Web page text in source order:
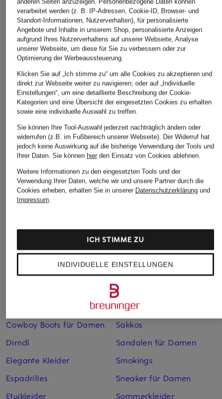
ARMEDANGELS
Sweatshirt BAARO
LOOP
CHF 100
TOMMY HILFIGER
Sweatshirt
CHF 129
REPRESENT
Hoodie MICRO
OWNERS CLUB
Weitere Kategorien
Abendkleider
Bademäntel für Herren
Bikinis für Damen
Boleros für Damen
Cowboy Boots für Damen
Dirndl
Elegante Kleider
Espadrilles
Etuikleider
Lederjacken für Herren
Leinenhosen für Herren
Leinenkleider
Maxikleider
Regenmäntel für Damen
Sakkos
Sandalen für Damen
Smokings
Sneaker für Damen
Sommerkleider
verarbeitet werden (z. B. IP-Adressen, Cookie-ID, Browser- und
Standort-Informationen, Nutzerverhalten), für personalisierte
Angebote und Inhalte in unserem Shop, personalisierte Anzeigen
aufgrund Ihres Nutzerverhaltens auf unserer Webseite, Analyse
unserer Webseite, um diese für Sie zu verbessern oder zur
Optimierung der Werbeaussteuerung.
Klicken Sie auf „Ich stimme zu“ um alle Cookies zu akzeptieren und
direkt zur Webseite weiter zu navigieren; oder auf „Individuelle
Einstellungen“, um eine detaillierte Beschreibung der Cookie-
Kategorien und eine Übersicht der eingesetzten Cookies zu erhalten
sowie eine individuelle Auswahl zu treffen.
Sie können Ihre Tool-Auswahl jederzeit nachträglich ändern oder
widerrufen (z.B. im Fußbereich unserer Webseite). Der Widerruf hat
jedoch keine Auswirkung auf die bisherige Verwendung der Tools und
Ihrer Daten. Sie können hierden Einsatz von Cookies ablehnen.
Weitere Informationen zu den eingesetzten Tools und der
Verwendung Ihrer Daten, welche wir und unsere Partner durch die
Cookies erheben, erhalten Sie in unserer Datenschutzerklärungund
Impressum.
INDIVIDUELLE EINSTELLUNGEN
ICH STIMME ZU